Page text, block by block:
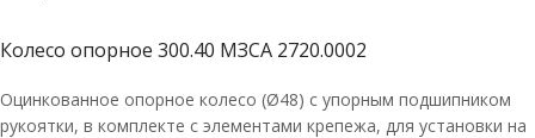
Колесо опорное 300.40 МЗСА 2720.0002
Оцинкованное опорное колесо (Ø48) с упорным подшипником
рукоятки, в комплекте с элементами крепежа, для установки на